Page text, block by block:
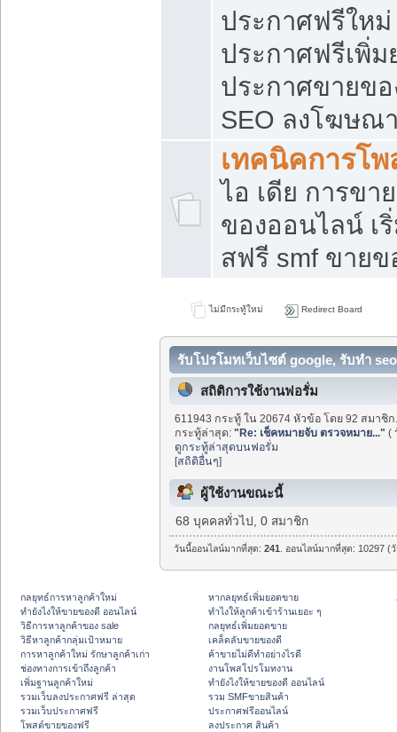
ประกาศฟรีใหม่
ประกาศฟรีเพิ่
ประกาศขายข
SEO ลงโฆษณ
เทคนิคการโ
ไอ เดีย การขา
ของออนไลน์ เ
สฟรี smf ขาย
ไม่มีกระทู้ใหม่ Redirect Board
รับโปรโมทเว็บไซต์ google, รับทำ
สถิติการใช้งานฟอรั่ม
611943 กระทู้ ใน 20674 หัวข้อ โดย 92 สมาชิ
กระทู้ล่าสุด:"Re: เช็คหมายจับ ตรวจหมาย..." (
ดูกระทู้ล่าสุดบนฟอรั่ม
[สถิติอื่นๆ]
ผู้ใช้งานขณะนี้
68 บุคคลทั่วไป, 0 สมาชิก
วันนี้ออนไลน์มากที่สุด:241 . ออนไลน์มากที่สุด: 10297
กลยุทธ์การหาลูกค้าใหม่
ทํายังไงให้ขายของดี ออนไลน์
วิธีการหาลูกค้าของ sale
วิธีหาลูกค้ากลุ่มเป้าหมาย
การหาลูกค้าใหม่ รักษาลูกค้าเก่า
ช่องทางการเข้าถึงลูกค้า
เพิ่มฐานลูกค้าใหม่
รวมเว็บลงประกาศฟรี ล่าสุด
รวมเว็บประกาศฟรี
โพสต์ขายของฟรี
หากลยุทธ์เพิ่มยอดขาย
ทําไงให้ลูกค้าเข้าร้านเยอะ ๆ
กลยุทธ์เพิ่มยอดขาย
เคล็ดลับขายของดี
ค้าขายไม่ดีทำอย่างไรดี
งานโพสโปรโมทงาน
ทํายังไงให้ขายของดี ออนไลน์
รวม SMFขายสินค้า
ประกาศฟรีออนไลน์
ลงประกาศ สินค้า